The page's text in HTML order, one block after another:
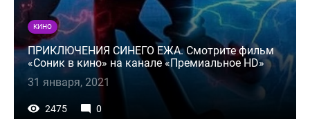
КИНО
ПРИКЛЮЧЕНИЯ СИНЕГО ЕЖА. Смотрите фильм
«Соник в кино» на канале «Премиальное HD»
31 января, 2021
2475 0